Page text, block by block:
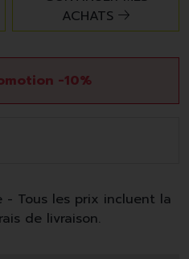
ACHATS
-10%
Tous les prix incluent la
de livraison.